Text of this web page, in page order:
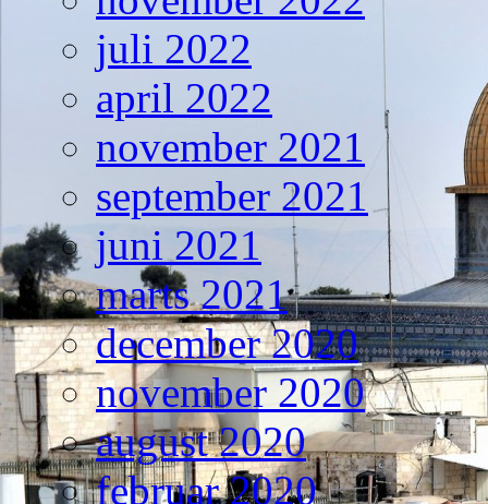
juli 2022
april 2022
november 2021
september 2021
juni 2021
marts 2021
december 2020
november 2020
august 2020
februar 2020